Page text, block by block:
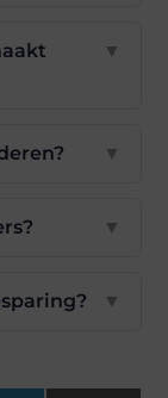
▼
▼
▼
▼